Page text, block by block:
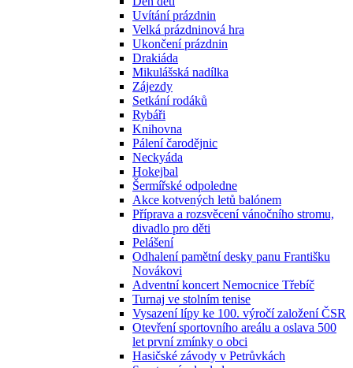
Uvítání prázdnin
Velká prázdninová hra
Ukončení prázdnin
Drakiáda
Mikulášská nadílka
Zájezdy
Setkání rodáků
Rybáři
Knihovna
Pálení čarodějnic
Neckyáda
Hokejbal
Šermířské odpoledne
Akce kotvených letů balónem
Příprava a rozsvěcení vánočního stromu,
divadlo pro děti
Pelášení
Odhalení pamětní desky panu Františku
Novákovi
Adventní koncert Nemocnice Třebíč
Turnaj ve stolním tenise
Vysazení lípy ke 100. výročí založení ČSR
Otevření sportovního areálu a oslava 500
let první zmínky o obci
Hasičské závody v Petrůvkách